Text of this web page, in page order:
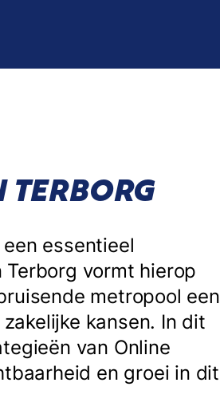
essentieel
vormt hierop
metropool een
kansen. In dit
van Online
en groei in dit